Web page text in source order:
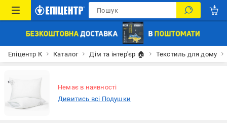
Епіцентр К Каталог Дім та інтер'єр 🏠 Текстиль для дому
Немає в наявності
Дивитись всі Подушки